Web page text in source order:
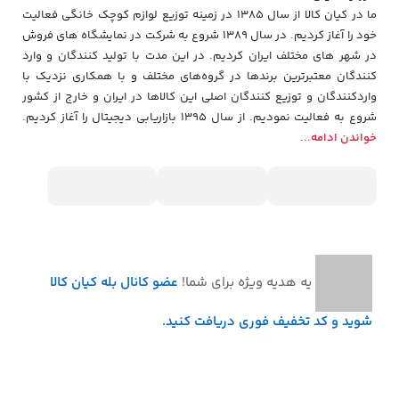
هوشمندانه برای شماست. مقاومت بالا، ظاهر زیبا، عملکرد مطمئن و
شست‌وشوی آسان، این محصول را به ابزاری ضروری برای هر باریستا
تبدیل کرده است.هم‌اکنون این محصول را به سبد خرید خود اضافه
کنید و قدمی مؤثر در مسیر تهیه قهوه‌ای حرفه‌ای و بی‌نقص بردارید.
ما در کیان کالا از سال 1385 در زمینه توزیع لوازم کوچک خانگی فعالیت
خود را آغاز کردیم. در سال 1389 شروع به شرکت در نمایشگاه های فروش
در شهر های مختلف ایران کردیم. در اين مدت با توليد كنندگان و وارد
كنندگان معتبرترین برندها در گروه‌‏های مختلف و با همکاری نزدیک با
وارد‏کنندگان و توزیع‏ کنندگان اصلی این کالاها در ایران و خارج از کشور
شروع به فعاليت نمودیم. از سال 1395 بازاریابی دیجیتال را آغاز کردیم.
خواندن ادامه...
یه هدیه ویژه برای شما! عضو کانال بله کیان کالا
شوید و کد تخفیف فوری دریافت کنید.